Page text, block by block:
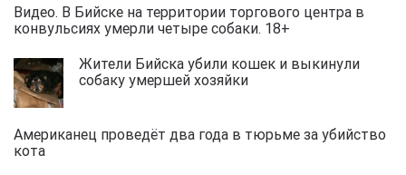
Видео. В Бийске на территории торгового центра в
конвульсиях умерли четыре собаки. 18+
Жители Бийска убили кошек и выкинули
собаку умершей хозяйки
Американец проведёт два года в тюрьме за убийство
кота